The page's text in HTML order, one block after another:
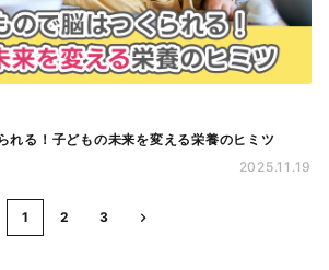
れる！子どもの未来を変える栄養のヒミツ
2025.11.19
1 2 3